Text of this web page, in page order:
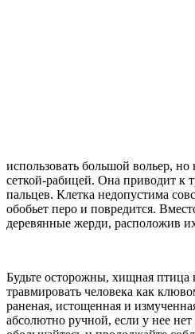
использовать большой вольер, но
сеткой-рабицей. Она приводит к
пальцев. Клетка недопустима
обобьет перо и повредится.
деревянные жерди, расположив
Будьте осторожны, хищная птица
травмировать человека как
раненая, истощенная и
абсолютно ручной, если у нее